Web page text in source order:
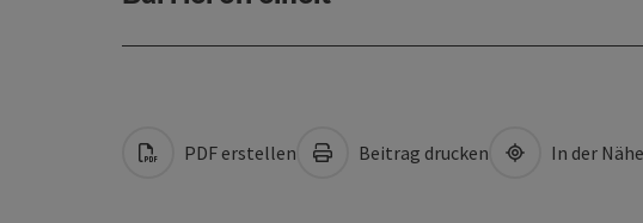
PDF erstellen Beitrag drucken In der Nähe